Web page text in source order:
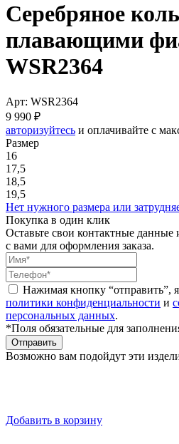
Серебряное
плавающими
WSR2364
Арт: WSR2364
9 990 ₽
авторизуйтесь и оплачивайте с
Размер
16
17,5
18,5
19,5
Нет нужного размера или
Покупка в один клик
Оставьте свои контактные данные
с вами для оформления заказа.
Нажимая кнопку “отправить”,
политики конфиденциальности и
персональных данных.
*Поля обязательные для
Отправить
Возможно вам подойдут эти
Добавить в корзину